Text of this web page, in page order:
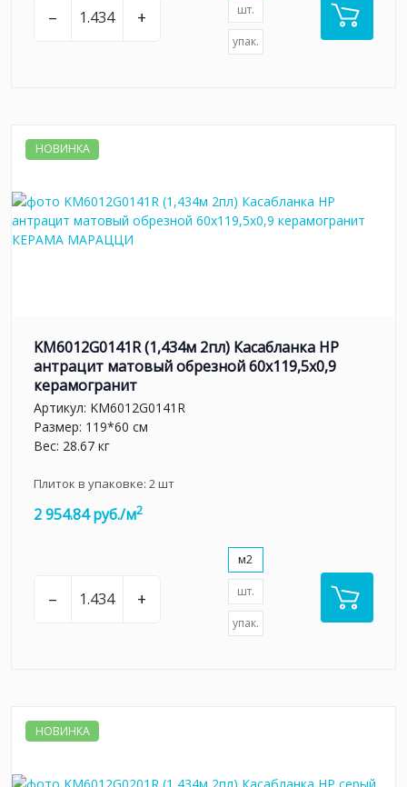
– + шт.
упак.
НОВИНКА
KM6012G0141R (1,434м 2пл) Касабланка HP
антрацит матовый обрезной 60x119,5x0,9
керамогранит
Артикул: KM6012G0141R
Размер: 119*60 см
Вес: 28.67 кг
Плиток в упаковке: 2шт
2 954.84 руб./м2
– +
м2
шт.
упак.
НОВИНКА